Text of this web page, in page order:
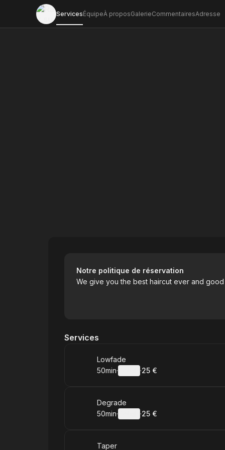
ServicesÉquipeÀ proposGalerieCommentairesAdresse
Notre politique de réservation
We give you the best haircut ever and
Services
Réserver
Lowfade
.Durée de l'appel
50min· ·
.Prix
25 €
Réserver
Degrade
.Durée de l'appel
50min· ·
.Prix
25 €
Réserver
Taper